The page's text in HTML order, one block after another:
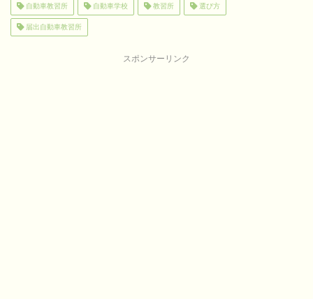
自動車教習所 自動車学校 教習所 選び方
届出自動車教習所
スポンサーリンク